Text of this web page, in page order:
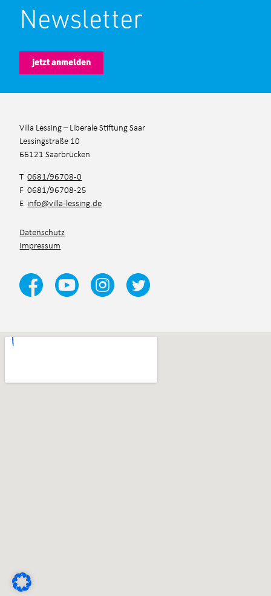
Newsletter
jetzt anmelden
Villa Lessing – Liberale Stiftung Saar
Lessingstraße 10
66121 Saarbrücken
T0681/96708-0
F 0681/96708-25
E info@villa-lessing.de
Datenschutz
Impressum